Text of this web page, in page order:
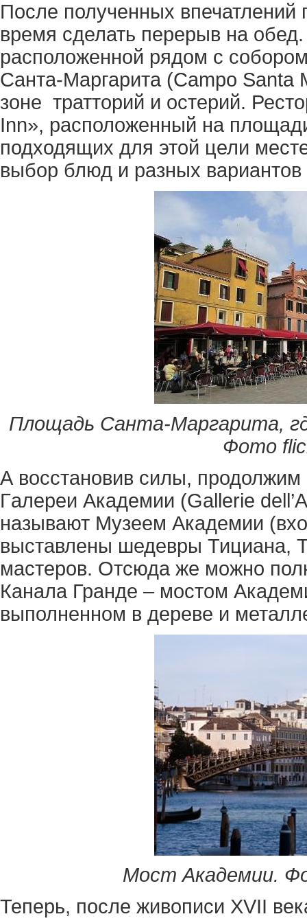
После полученных
время сделать перерыв на
расположенной рядом с
Санта-Маргарита (Campo Santa
зоне тратторий и остерий.
Inn», расположенный на
подходящих для этой цели
выбор блюд и разных
Площадь Санта-Маргарита,
Фото
А восстановив силы,
Гaлереи Академии (Gallerie
называют Музеем Академии
выставлены шедевры Тициана,
мастеров. Отсюда же можно
Канала Гранде – мостом
выполненном в дереве и
Мост Академии.
Теперь, после живописи XVII